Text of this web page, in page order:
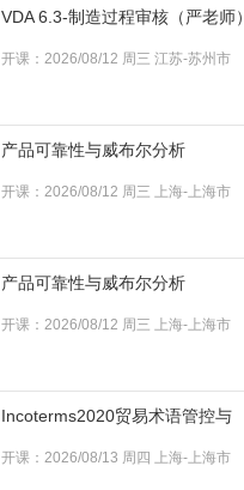
VDA 6.3-制造过程审核（严老师）
开课：2026/08/12 周三 江苏-苏州市
产品可靠性与威布尔分析
开课：2026/08/12 周三 上海-上海市
产品可靠性与威布尔分析
开课：2026/08/12 周三 上海-上海市
Incoterms2020贸易术语管控与
开课：2026/08/13 周四 上海-上海市